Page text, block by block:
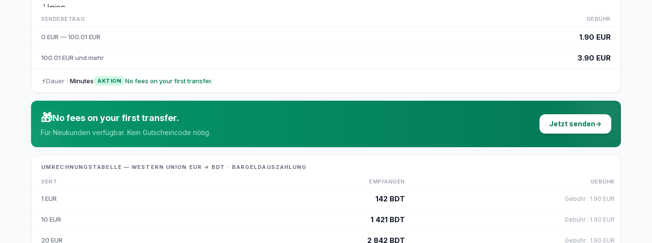
SENDEBETRAG GEBÜHR
0 EUR — 100.01 EUR 1.90 EUR
100.01 EUR und mehr 3.90 EUR
⚡Dauer : Minutes AKTION No fees on your first transfer.
🎁No fees on your first transfer.
Für Neukunden verfügbar. Kein Gutscheincode nötig.
Jetzt senden→
UMRECHNUNGSTABELLE — WESTERN UNION EUR → BDT · BARGELDAUSZAHLUNG
SENT EMPFANGEN GEBÜHR
1 EUR 142 BDT Gebühr : 1.90 EUR
10 EUR 1 421 BDT Gebühr : 1.90 EUR
20 EUR 2 842 BDT Gebühr : 1.90 EUR